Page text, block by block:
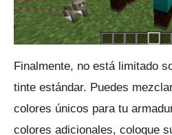
Finalmente, no está limitado
tinte estándar. Puedes
colores únicos para tu
colores adicionales, coloque